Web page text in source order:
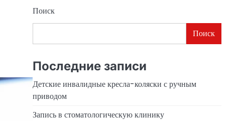
Поиск
Поиск
Последние записи
Детские инвалидные кресла-коляски с ручным
приводом
Запись в стоматологическую клинику